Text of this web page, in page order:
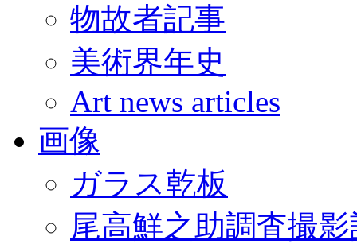
物故者記事
美術界年史
Art news articles
画像
ガラス乾板
尾高鮮之助調査撮